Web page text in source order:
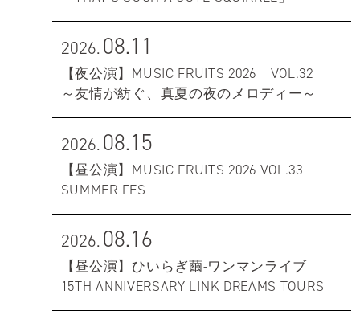
2026.08.11
【夜公演】MUSIC FRUITS 2026 VOL.32
～友情が紡ぐ、真夏の夜のメロディー～
2026.08.15
【昼公演】MUSIC FRUITS 2026 VOL.33
SUMMER FES
2026.08.16
【昼公演】ひいらぎ繭-ワンマンライブ
15TH ANNIVERSARY LINK DREAMS TOURS